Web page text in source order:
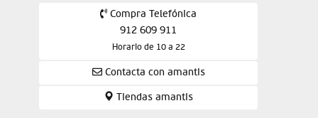
Compra Telefónica
912 609 911
Horario de 10 a 22
Contacta con amantis
Tiendas amantis